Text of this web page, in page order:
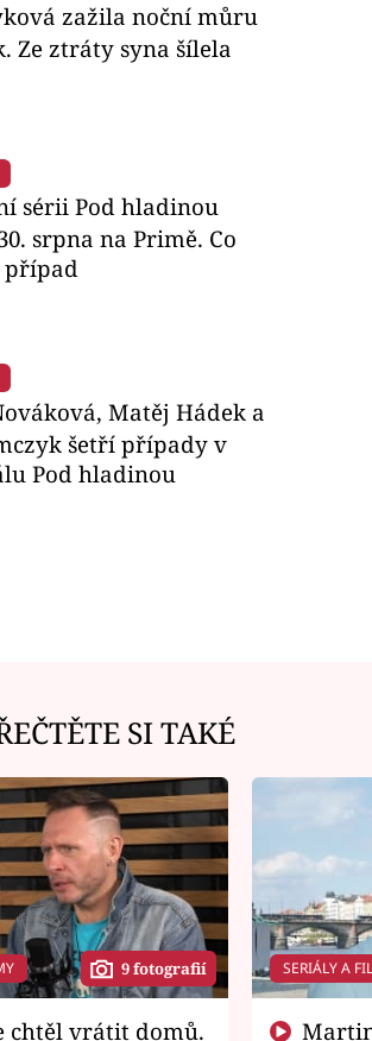
zažila noční můru
Ze ztráty syna šílela
sérii Pod hladinou
srpna na Primě. Co
případ
Matěj Hádek a
šetří případy v
Pod hladinou
SI TAKÉ
9 fotografií SERIÁLY A